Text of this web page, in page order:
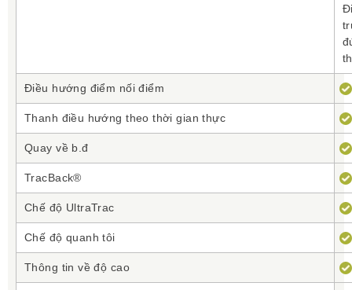
Điều hướng điểm nối điểm
Thanh điều hướng theo thời gian thực
Quay về b.đ
TracBack®
Chế độ UltraTrac
Chế độ quanh tôi
Thông tin về độ cao